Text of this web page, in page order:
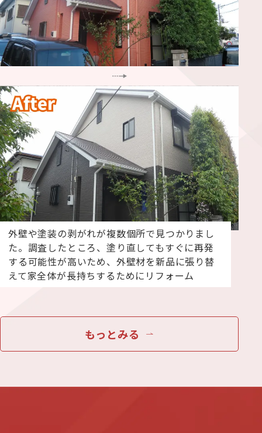
外壁や塗装の剥がれが複数個所で見つかりまし
た。調査したところ、塗り直してもすぐに再発
する可能性が高いため、外壁材を新品に張り替
えて家全体が長持ちするためにリフォーム
もっとみる